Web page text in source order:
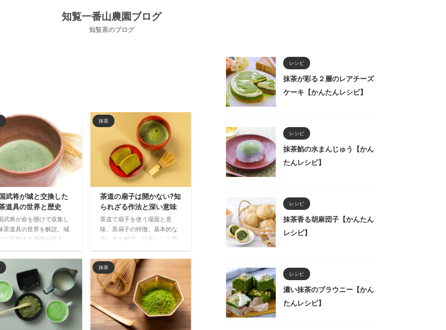
知覧一番山農園ブログ
知覧茶のブログ
武将が城と交換した
道具の世界と歴史
武将が命を懸けて収集し
茶道具の世界を解説。城
に匹敵する茶碗や茶入
権力の象徴となった名物
の歴史と価値、武士道と
湯が融合した一期一会の
性まで詳しく紹介しま
抹茶
茶道の扇子は開かない?知
られざる作法と深い意味
茶道で扇子を使う場面と意
味、茶扇子の特徴、基本的な
使い方を解説。結界として敬
意を示す役割や、一般的な扇
子との違い、挨拶時の正しい
置き方など、茶道における扇
子の作法を詳しく紹介しま
す。
抹茶
レシピ
抹茶が彩る２層のレアチーズ
ケーキ【かんたんレシピ】
レシピ
抹茶餡の水まんじゅう【かん
たんレシピ】
レシピ
抹茶香る胡麻団子【かんたん
レシピ】
レシピ
濃い抹茶のブラウニー【かん
たんレシピ】